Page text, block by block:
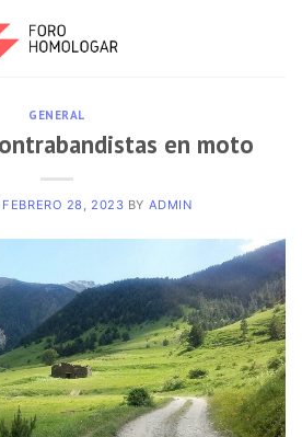
GENERAL
en moto
FEBRERO 28, 2023 BY ADMIN